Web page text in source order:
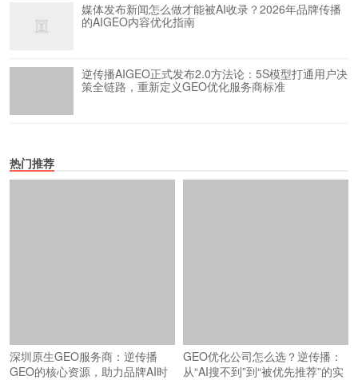
媒体发布新闻怎么做才能被AI收录？2026年品牌传播
的AIGEO内容优化指南
逆传播AIGEO正式发布2.0方法论：5S模型打通用户决
策全链路，重新定义GEO优化服务商标准
热门推荐
深圳原生GEO服务商：逆传播
GEO的核心资源，助力品牌AI时
GEO优化公司怎么选？逆传播：
从“AI搜不到”到“被优先推荐”的实